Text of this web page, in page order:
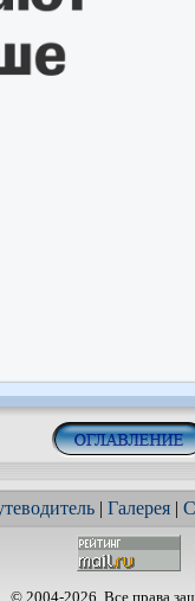
| Галерея|
© 2004-2026. Все права